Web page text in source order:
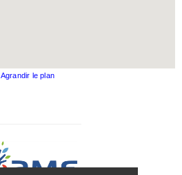
Agrandir le plan